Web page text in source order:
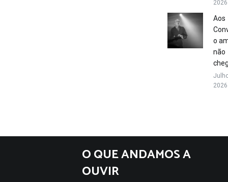
2026
Aos
o
não
2026
O QUE ANDAMOS A
OUVIR